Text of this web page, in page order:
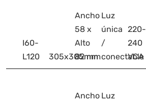
I60-
L120
305x305mm
Ancho
58 x
Alto
82 mm
Luz
única
/
conectable
220-
240
VCA
Ancho Luz